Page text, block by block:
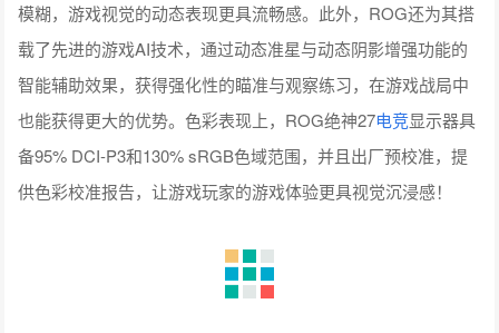
模糊，游戏视觉的动态表现更具流畅感。此外，ROG还为其搭
载了先进的游戏AI技术，通过动态准星与动态阴影增强功能的
智能辅助效果，获得强化性的瞄准与观察练习，在游戏战局中
也能获得更大的优势。色彩表现上，ROG绝神27电竞显示器具
备95% DCI-P3和130% sRGB色域范围，并且出厂预校准，提
供色彩校准报告，让游戏玩家的游戏体验更具视觉沉浸感！